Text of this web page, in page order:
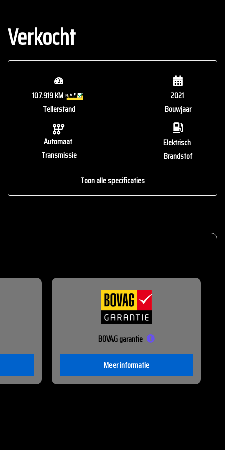
Verkocht
107.919 KM
Tellerstand
Automaat
Transmissie
2021
Bouwjaar
Elektrisch
Brandstof
Toon alle specificaties
BOVAG garantie
Meer informatie